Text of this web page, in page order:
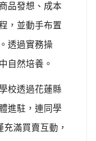
品發想、成本
，並動手布置
透過實務操
自然培養。
校透過花蓮縣
進駐，連同學
滿買賣互動，